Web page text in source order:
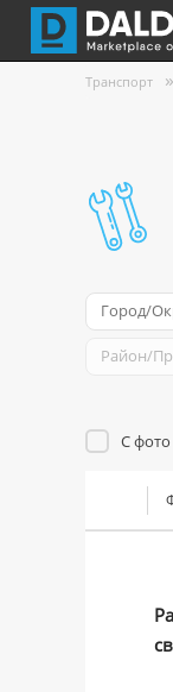
Транспорт
Город/
Район/
С фото